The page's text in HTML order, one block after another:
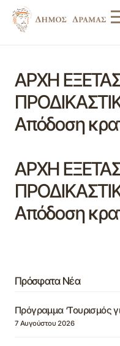
ΑΡΧΗ
Απόδοση
ΑΡΧΗ
Απόδοση
Πρόσφατα Νέα
Πρόγραμμα ‘Τουρισμός
7 Αυγούστου 2026